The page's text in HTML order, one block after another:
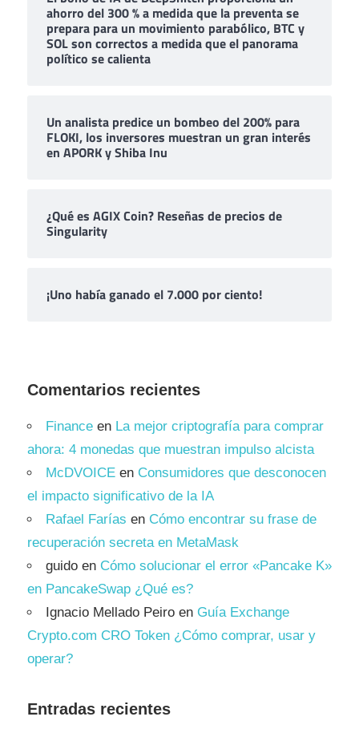
ahorro del 300 % a medida que la preventa se
prepara para un movimiento parabólico, BTC y
SOL son correctos a medida que el panorama
político se calienta
Un analista predice un bombeo del 200% para
FLOKI, los inversores muestran un gran interés
en APORK y Shiba Inu
¿Qué es AGIX Coin? Reseñas de precios de
Singularity
¡Uno había ganado el 7.000 por ciento!
Comentarios recientes
Finance en La mejor criptografía para comprar
ahora: 4 monedas que muestran impulso alcista
McDVOICE en Consumidores que desconocen
el impacto significativo de la IA
Rafael Farías en Cómo encontrar su frase de
recuperación secreta en MetaMask
guido en Cómo solucionar el error «Pancake K»
en PancakeSwap ¿Qué es?
Ignacio Mellado Peiro en Guía Exchange
Crypto.com CRO Token ¿Cómo comprar, usar y
operar?
Entradas recientes